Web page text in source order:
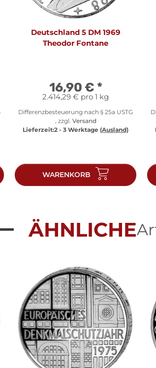
Deutschland 5 DM 1969
Theodor Fontane
16,90 € *
2.414,29 € pro 1 kg
Differenzbesteuerung nach § 25a USTG
, zzgl. Versand
Lieferzeit:2 - 3 Werktage (Ausland)
WARENKORB
ÄHNLICHE